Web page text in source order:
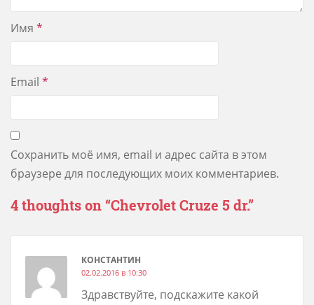
Имя *
Email *
Сохранить моё имя, email и адрес сайта в этом
браузере для последующих моих комментариев.
4 thoughts on “Chevrolet Cruze 5 dr.”
КОНСТАНТИН
02.02.2016 в 10:30
Здравствуйте, подскажите какой